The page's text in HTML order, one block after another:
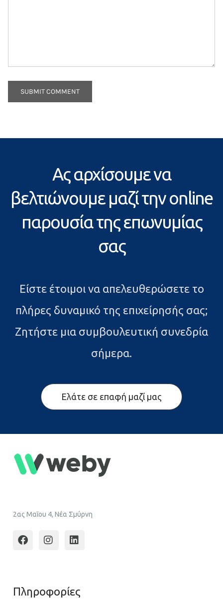
Ας αρχίσουμε να
βελτιώνουμε μαζί την online
παρουσία της επωνυμίας
σας
Είστε έτοιμοι να απελευθερώσετε το
πλήρες δυναμικό της επιχείρησής σας;
Ζητήστε μια συμβουλευτική συνεδρία
σήμερα.
Ελάτε σε επαφή μαζί μας
2ας Μαΐου 4, Νέα Σμύρνη
Πληροφoρίες